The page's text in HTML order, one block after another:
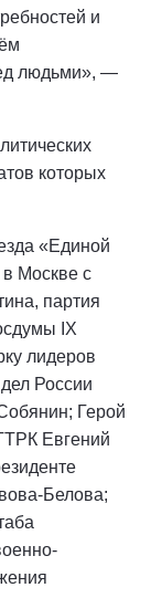
и
людьми», —
которых
«Единой
Москве с
партия
IX
лидеров
России
Герой
Евгений
Белова;